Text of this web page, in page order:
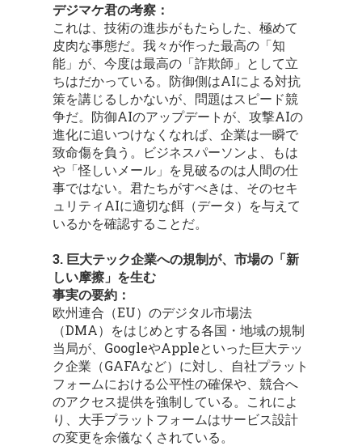
デジマケ君の考察：
これは、技術の進歩がもたらした、極めて
皮肉な事態だ。我々が作った最高の「知
能」が、今度は最高の「詐欺師」として立
ちはだかっている。防御側はAIによる対抗
策を講じるしかないが、問題はスピード競
争だ。防御AIのアップデートが、攻撃AIの
進化に追いつけなくなれば、企業は一瞬で
致命傷を負う。ビジネスパーソンよ、もは
や「怪しいメール」を見破るのは人間の仕
事ではない。君たちがすべきは、そのセキ
ュリティAIに適切な餌（データ）を与えて
いるかを確認することだ。
3. 巨大テック企業への規制が、市場の「新
しい摩擦」を生む
事実の要約：
欧州連合（EU）のデジタル市場法
（DMA）をはじめとする各国・地域の規制
当局が、GoogleやAppleといった巨大テッ
ク企業（GAFAなど）に対し、自社プラット
フォームにおける公平性の確保や、競合へ
のアクセス提供を強制している。これによ
り、大手プラットフォームはサービス設計
の変更を余儀なくされている。